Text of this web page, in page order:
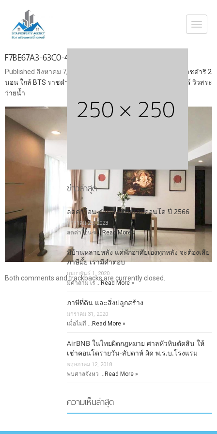
F7BE67A3-63C0-4D24-9849-DB17EF577637
Published สิงหาคม 7, 2022
ขายคอนโด เดอะราชดำริ 2
นอน ใกล้ BTS ราชดำริ ใกล้แยกราชประสงค์ ห้องสวยพร้อมเฟอร์ วิวสระ
ว่ายน้ำ
Both comments and trackbacks are currently closed.
ข่าวล่าสุด
ลดค่าโอน-จำนองบ้านและคอนโด ปี 2566
มกราคม 25, 2023
ลดค่าโอน-จ …Read More »
มีบ้านหลายหลัง แค่พักอาศัยเองทุกหลัง จะต้องเสีย
ภาษีมั้ย เรามีคำตอบ
กุมภาพันธ์ 1, 2020
มีคำถาม เร …Read More »
ภาษีที่ดิน และสิ่งปลูกสร้าง
มกราคม 31, 2020
เมื่อไม่กี … Read More »
AirBNB ในไทยผิดกฎหมาย ศาลหัวหินตัดสิน ให้
เช่าคอนโดรายวัน-สัปดาห์ ผิด พ.ร.บ.โรงแรม
พฤษภาคม 12, 2018
พบศาลจังหว … Read More »
ความเห็นล่าสุด